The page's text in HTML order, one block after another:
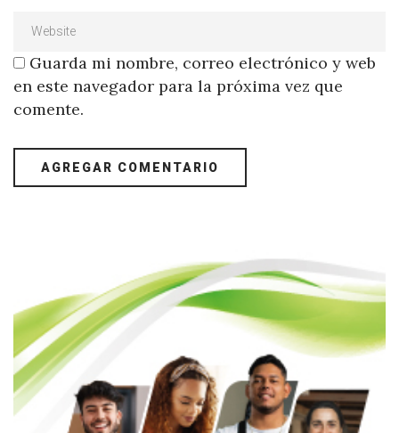
Guarda mi nombre, correo electrónico y web
en este navegador para la próxima vez que
comente.